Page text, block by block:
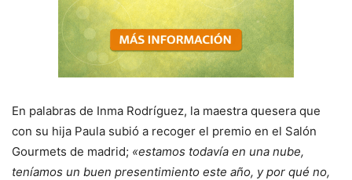
En palabras de Inma Rodríguez, la maestra quesera que
con su hija Paula subió a recoger el premio en el Salón
Gourmets de madrid; «estamos todavía en una nube,
teníamos un buen presentimiento este año, y por qué no,